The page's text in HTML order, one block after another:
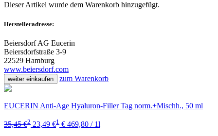
Dieser Artikel wurde dem Warenkorb hinzugefügt.
Herstelleradresse:
Beiersdorf AG Eucerin
Beiersdorfstraße 3-9
22529 Hamburg
www.beiersdorf.com
weiter einkaufen zum Warenkorb
EUCERIN Anti-Age Hyaluron-Filler Tag norm.+Mischh., 50 ml
35,45 €2 23,49 €1 € 469,80 / 1l